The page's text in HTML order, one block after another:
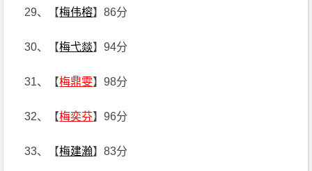
29、【梅伟榕】86分
30、【梅弋燚】94分
31、【梅鼎雯】98分
32、【梅奕芬】96分
33、【梅建瀚】83分